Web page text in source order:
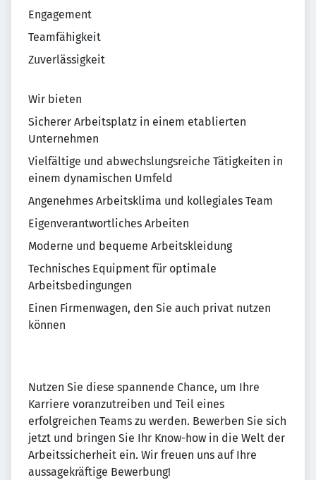
Engagement
Teamfähigkeit
Zuverlässigkeit
Wir bieten
Sicherer Arbeitsplatz in einem etablierten
Unternehmen
Vielfältige und abwechslungsreiche Tätigkeiten in
einem dynamischen Umfeld
Angenehmes Arbeitsklima und kollegiales Team
Eigenverantwortliches Arbeiten
Moderne und bequeme Arbeitskleidung
Technisches Equipment für optimale
Arbeitsbedingungen
Einen Firmenwagen, den Sie auch privat nutzen
können
Nutzen Sie diese spannende Chance, um Ihre
Karriere voranzutreiben und Teil eines
erfolgreichen Teams zu werden. Bewerben Sie sich
jetzt und bringen Sie Ihr Know-how in die Welt der
Arbeitssicherheit ein. Wir freuen uns auf Ihre
aussagekräftige Bewerbung!